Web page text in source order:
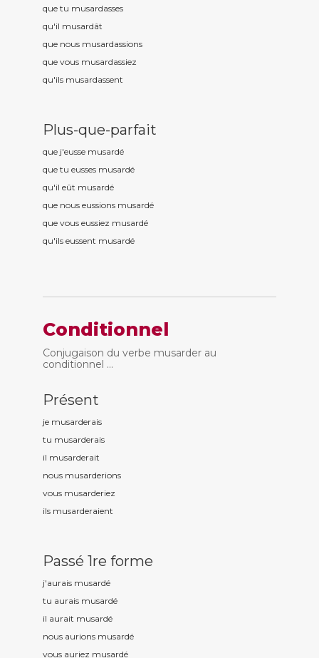
que tu musardasses
qu'il musardât
que nous musardassions
que vous musardassiez
qu'ils musardassent
Plus-que-parfait
que j'eusse musardé
que tu eusses musardé
qu'il eût musardé
que nous eussions musardé
que vous eussiez musardé
qu'ils eussent musardé
Conditionnel
Conjugaison du verbe musarder au
conditionnel ...
Présent
je musarderais
tu musarderais
il musarderait
nous musarderions
vous musarderiez
ils musarderaient
Passé 1re forme
j'aurais musardé
tu aurais musardé
il aurait musardé
nous aurions musardé
vous auriez musardé